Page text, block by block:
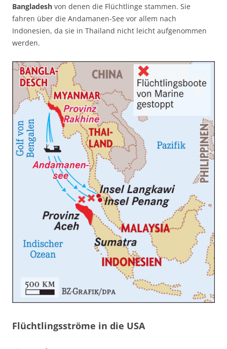
Bangladesh von denen die Flüchtlinge stammen. Sie
fahren über die Andamanen-See vor allem nach
Indonesien, da sie in Thailand nicht leicht aufgenommen
werden.
Flüchtlingsströme in die USA